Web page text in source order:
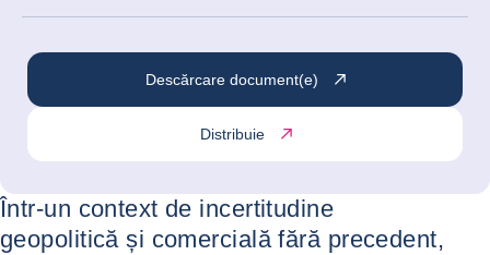
Descărcare document(e)
Distribuie
Într-un context de incertitudine
geopolitică și comercială fără precedent,